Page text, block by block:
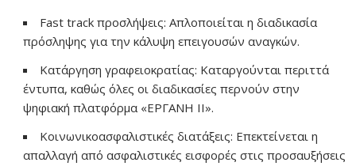
Fast track προσλήψεις: Απλοποιείται η διαδικασία
πρόσληψης για την κάλυψη επειγουσών αναγκών.
Κατάργηση γραφειοκρατίας: Καταργούνται περιττά
έντυπα, καθώς όλες οι διαδικασίες περνούν στην
ψηφιακή πλατφόρμα «ΕΡΓΑΝΗ ΙΙ».
Κοινωνικοασφαλιστικές διατάξεις: Επεκτείνεται η
απαλλαγή από ασφαλιστικές εισφορές στις προσαυξήσεις